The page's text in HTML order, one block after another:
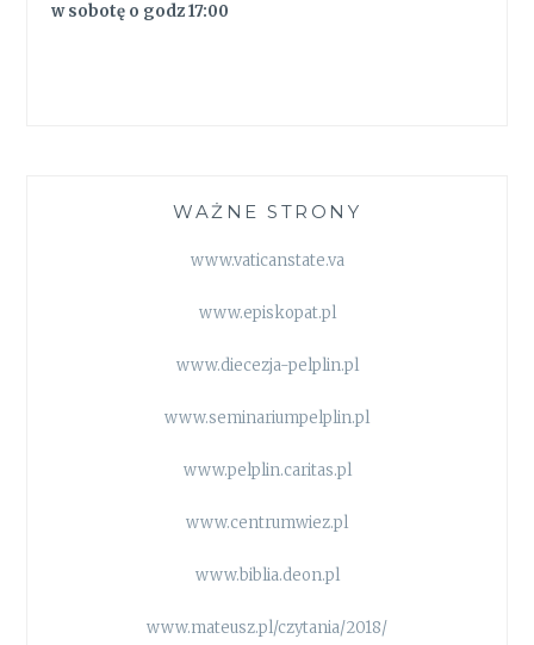
w sobotę o godz 17:00
WAŻNE STRONY
www.vaticanstate.va
www.episkopat.pl
www.diecezja-pelplin.pl
www.seminariumpelplin.pl
www.pelplin.caritas.pl
www.centrumwiez.pl
www.biblia.deon.pl
www.mateusz.pl/czytania/2018/